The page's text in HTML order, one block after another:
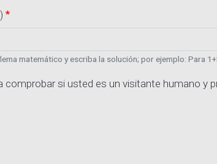
matemático y escriba la solución; por ejemplo: Para
comprobar si usted es un visitante humano y